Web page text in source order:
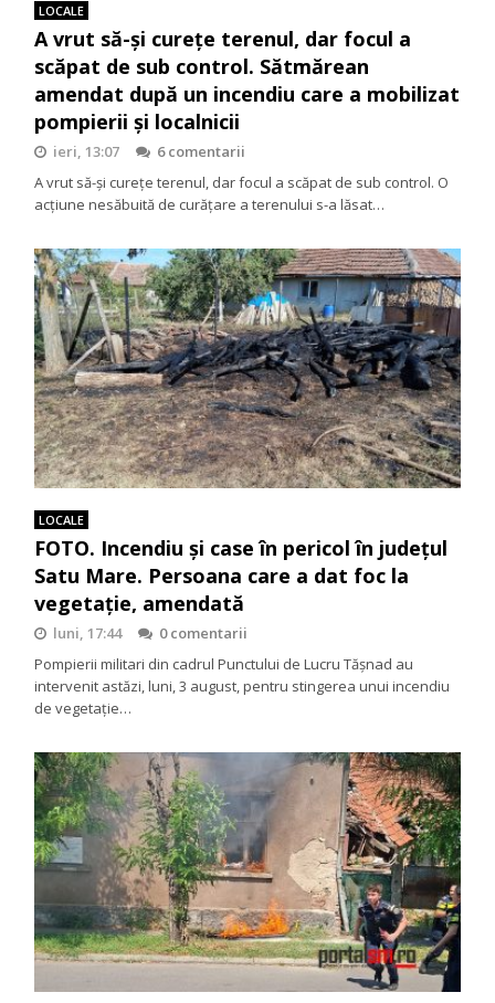
LOCALE
A vrut să-și curețe terenul, dar focul a
scăpat de sub control. Sătmărean
amendat după un incendiu care a mobilizat
pompierii și localnicii
ieri, 13:07
6 comentarii
A vrut să-și curețe terenul, dar focul a scăpat de sub control. O
acțiune nesăbuită de curățare a terenului s-a lăsat…
LOCALE
FOTO. Incendiu și case în pericol în județul
Satu Mare. Persoana care a dat foc la
vegetație, amendată
luni, 17:44
0 comentarii
Pompierii militari din cadrul Punctului de Lucru Tășnad au
intervenit astăzi, luni, 3 august, pentru stingerea unui incendiu
de vegetație…